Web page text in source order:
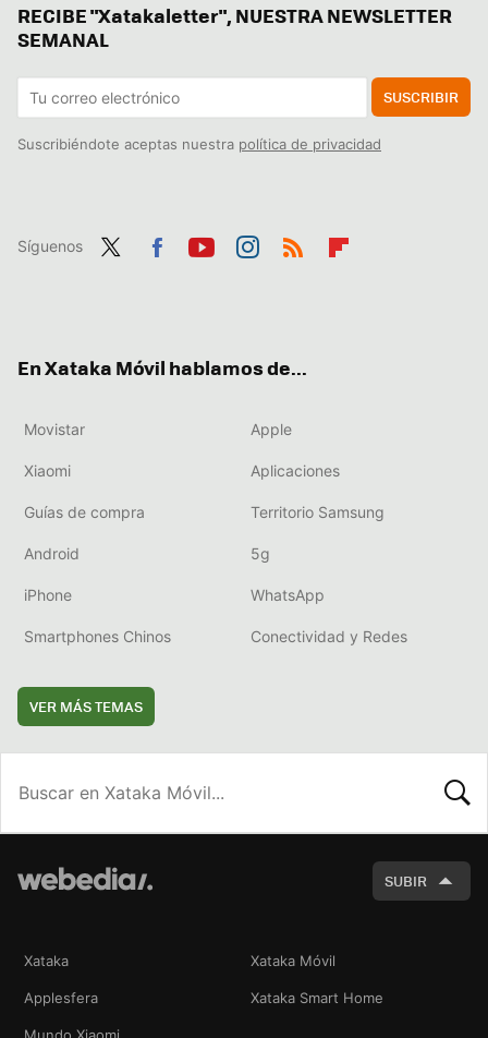
RECIBE "Xatakaletter", NUESTRA NEWSLETTER
SEMANAL
SUSCRIBIR
Suscribiéndote aceptas nuestra política de privacidad
Síguenos
En Xataka Móvil hablamos de...
Movistar Apple
Xiaomi Aplicaciones
Guías de compra Territorio Samsung
Android 5g
iPhone WhatsApp
Smartphones Chinos Conectividad y Redes
VER MÁS TEMAS
SUBIR
Xataka Xataka Móvil
Applesfera Xataka Smart Home
Mundo Xiaomi